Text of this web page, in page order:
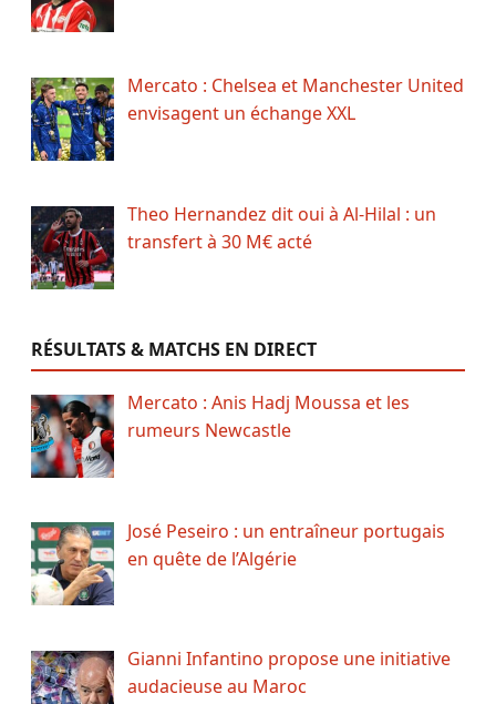
Mercato : Chelsea et Manchester United
envisagent un échange XXL
Theo Hernandez dit oui à Al-Hilal : un
transfert à 30 M€ acté
RÉSULTATS & MATCHS EN DIRECT
Mercato : Anis Hadj Moussa et les
rumeurs Newcastle
José Peseiro : un entraîneur portugais
en quête de l’Algérie
Gianni Infantino propose une initiative
audacieuse au Maroc